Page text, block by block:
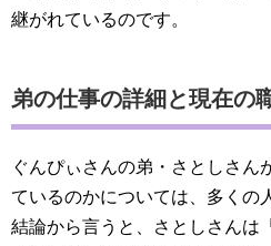
継がれているのです。
弟の仕事の詳細と現在の
ぐんぴぃさんの弟・さとしさん
ているのかについては、多くの
結論から言うと、さとしさんは